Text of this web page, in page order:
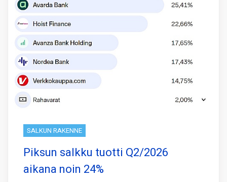
SALKUN RAKENNE
Piksun salkku tuotti Q2/2026
aikana noin 24%